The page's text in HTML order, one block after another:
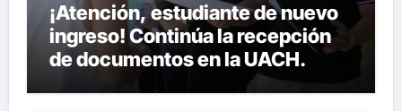
¡Atención, estudiante de nuevo
ingreso! Continúa la recepción
de documentos en la UACH.